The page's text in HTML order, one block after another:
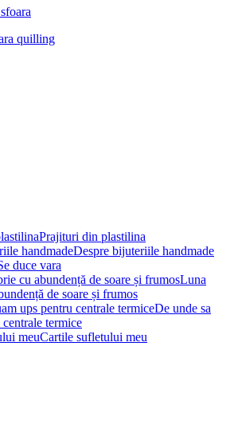
quilling
Prajituri din plastilina
Despre bijuteriile handmade
duce vara
Luna
de soare și frumos
De unde sa
termice
Cartile sufletului meu